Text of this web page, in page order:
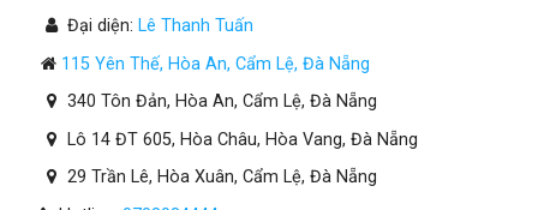
Đại diện: Lê Thanh Tuấn
115 Yên Thế, Hòa An, Cẩm Lệ, Đà Nẵng
340 Tôn Đản, Hòa An, Cẩm Lệ, Đà Nẵng
Lô 14 ĐT 605, Hòa Châu, Hòa Vang, Đà Nẵng
29 Trần Lê, Hòa Xuân, Cẩm Lệ, Đà Nẵng